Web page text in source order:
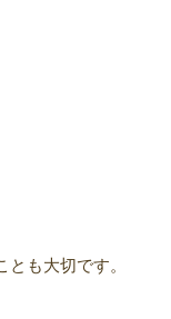
も大切です。